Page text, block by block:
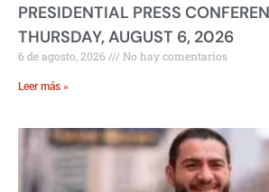
PRESIDENTIAL PRESS
THURSDAY, AUGUST 6, 2026
6 de agosto, 2026 No hay comentarios
Leer más »